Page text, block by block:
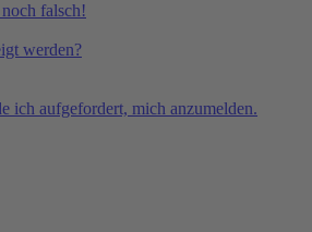
falsch!
werden?
ich aufgefordert, mich anzumelden.